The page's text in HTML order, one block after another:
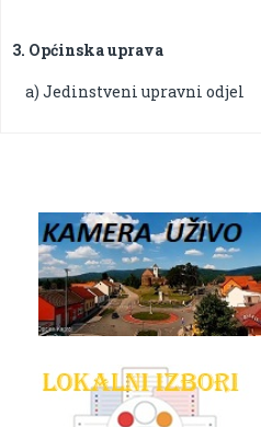
3. Općinska uprava
a) Jedinstveni upravni odjel